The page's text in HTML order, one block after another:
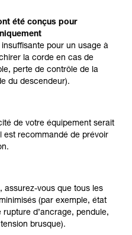
été conçus pour
pour un usage à
la corde en cas de
perte de contrôle de la
du descendeur).
de votre équipement serait
est recommandé de prévoir
vous que tous les
(par exemple, état
d’ancrage, pendule,
brusque).